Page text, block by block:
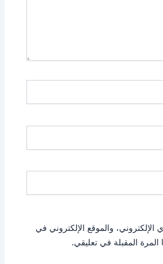
والموقع الإلكتروني في
المرة المقبلة في تعليقي.